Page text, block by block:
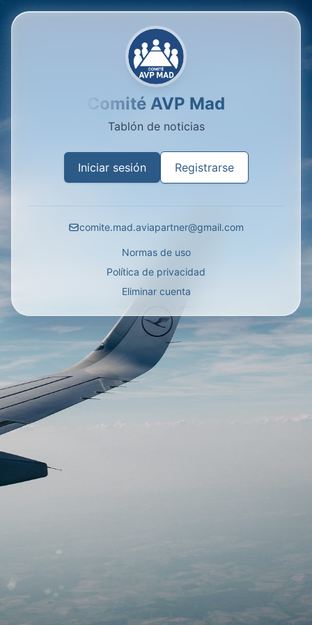
Comité AVP Mad
Tablón de noticias
Iniciar sesión Registrarse
comite.mad.aviapartner@gmail.com
Normas de uso
Política de privacidad
Eliminar cuenta